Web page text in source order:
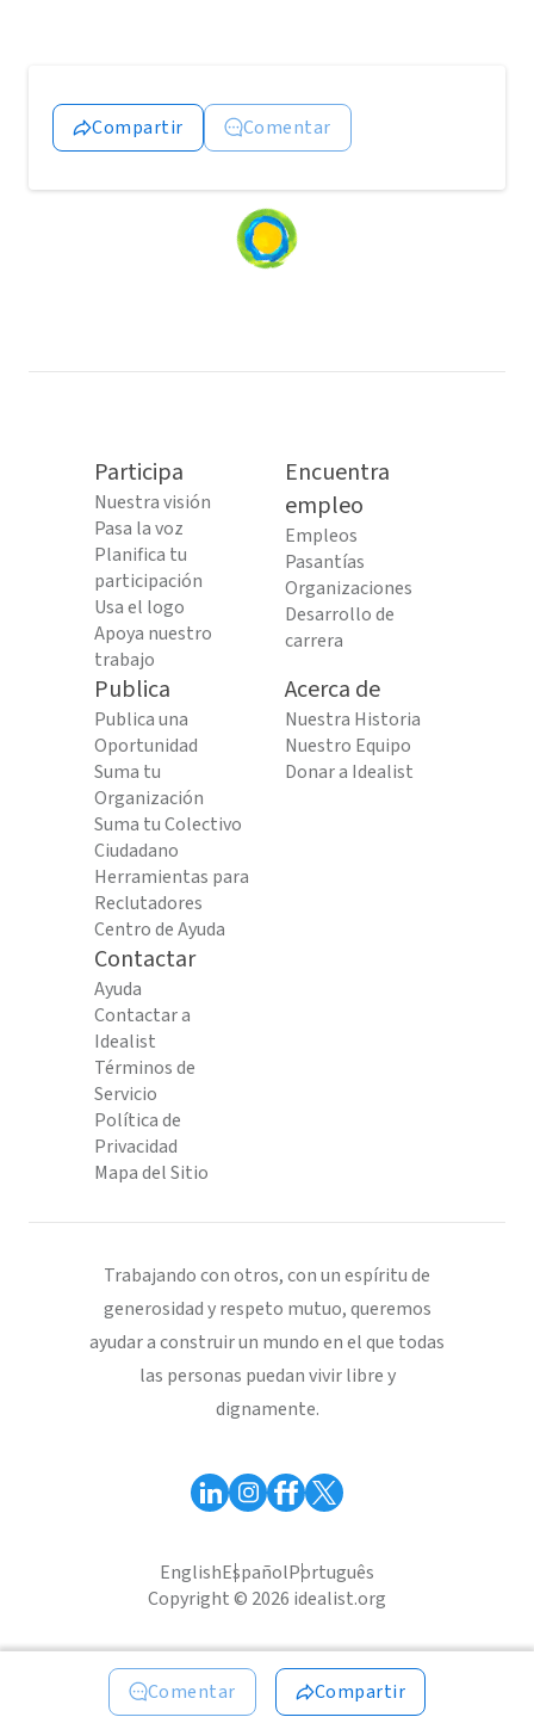
Compartir Comentar
Loading
Comentar Compartir
Participa
Nuestra visión
Pasa la voz
Planifica tu
participación
Usa el logo
Apoya nuestro
trabajo
Encuentra
empleo
Empleos
Pasantías
Organizaciones
Desarrollo de
carrera
Publica
Publica una
Oportunidad
Suma tu
Organización
Suma tu Colectivo
Ciudadano
Herramientas para
Reclutadores
Centro de Ayuda
Acerca de
Nuestra Historia
Nuestro Equipo
Donar a Idealist
Contactar
Ayuda
Contactar a
Idealist
Términos de
Servicio
Política de
Privacidad
Mapa del Sitio
Trabajando con otros, con un espíritu de
generosidad y respeto mutuo, queremos
ayudar a construir un mundo en el que todas
las personas puedan vivir libre y
dignamente.
EnglishEspañolPortuguês
Copyright © 2026 idealist.org